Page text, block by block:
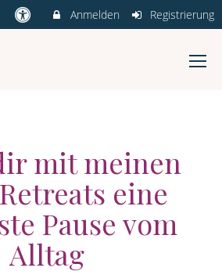
Anmelden Registrierung
mit meinen
eine
Pause vom
Alltag